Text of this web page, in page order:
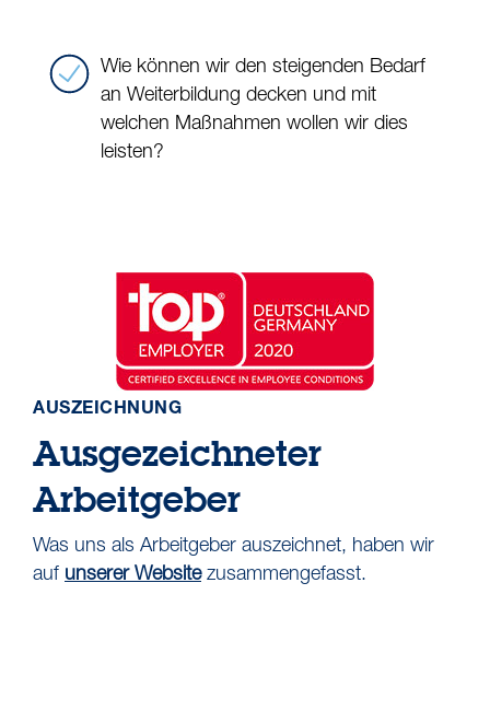
Wie können wir den steigenden Bedarf
an Weiterbildung decken und mit
welchen Maßnahmen wollen wir dies
leisten?
AUSZEICHNUNG
Ausgezeichneter
Arbeitgeber
Was uns als Arbeitgeber auszeichnet, haben wir
auf unserer Websitezusammengefasst.